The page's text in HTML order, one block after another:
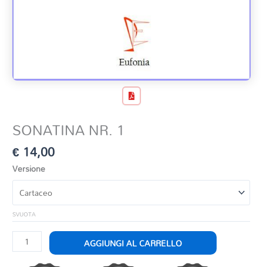
SONATINA NR. 1
€ 14,00
Versione
SVUOTA
SONATINA
NR.
AGGIUNGI AL CARRELLO